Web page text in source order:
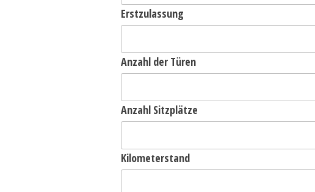
Erstzulassung
Anzahl der Türen
Anzahl Sitzplätze
Kilometerstand